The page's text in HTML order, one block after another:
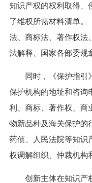
知识产权的权利取得、
了维权所需材料清单。
法、商标法、著作权法
法解释、国家各部委规
同时，《保护指引
保护机构的地址和咨询
利、商标、著作权、商
物新品种及海关保护的
药侦、人民法院等知识
权调解组织、仲裁机构
创新主体在知识产